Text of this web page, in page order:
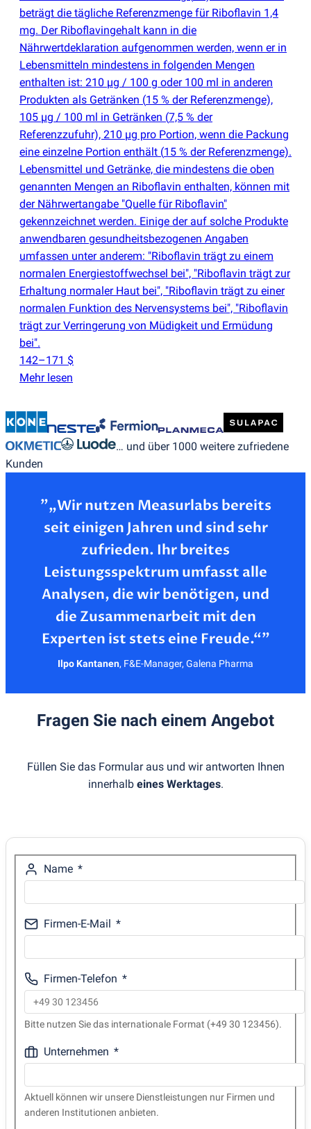
beträgt die tägliche Referenzmenge für Riboflavin 1,4
mg. Der Riboflavingehalt kann in die
Nährwertdeklaration aufgenommen werden, wenn er in
Lebensmitteln mindestens in folgenden Mengen
enthalten ist: 210 µg / 100 g oder 100 ml in anderen
Produkten als Getränken (15 % der Referenzmenge),
105 µg / 100 ml in Getränken (7,5 % der
Referenzzufuhr), 210 µg pro Portion, wenn die Packung
eine einzelne Portion enthält (15 % der Referenzmenge).
Lebensmittel und Getränke, die mindestens die oben
genannten Mengen an Riboflavin enthalten, können mit
der Nährwertangabe "Quelle für Riboflavin"
gekennzeichnet werden. Einige der auf solche Produkte
anwendbaren gesundheitsbezogenen Angaben
umfassen unter anderem: "Riboflavin trägt zu einem
normalen Energiestoffwechsel bei", "Riboflavin trägt zur
Erhaltung normaler Haut bei", "Riboflavin trägt zu einer
normalen Funktion des Nervensystems bei", "Riboflavin
trägt zur Verringerung von Müdigkeit und Ermüdung
bei".
142–171 $
Mehr lesen
… und über 1000 weitere zufriedene
Kunden
”„Wir nutzen Measurlabs bereits
seit einigen Jahren und sind sehr
zufrieden. Ihr breites
Leistungsspektrum umfasst alle
Analysen, die wir benötigen, und
die Zusammenarbeit mit den
Ilpo Kantanen, F&E-Manager, Galena Pharma
Fragen Sie nach einem Angebot
Füllen Sie das Formular aus und wir antworten Ihnen
innerhalb eines Werktages.
Name
Firmen-E-Mail
Firmen-Telefon
Bitte nutzen Sie das internationale Format (+49 30 123456).
Unternehmen
Aktuell können wir unsere Dienstleistungen nur Firmen und
anderen Institutionen anbieten.